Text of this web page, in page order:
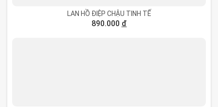
LAN HỒ ĐIỆP CHẬU TINH TẾ
890.000 đ